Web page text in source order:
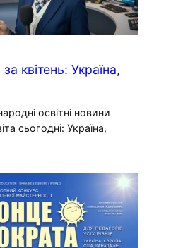
квітень: Україна,
освітні новини
сьогодні: Україна,